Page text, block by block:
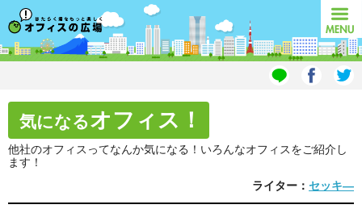
オフィスの広場 MENU
気になるオフィス！
他社のオフィスってなんか気になる！いろんなオフィスをご紹介し
ます！
ライター： セッキ―